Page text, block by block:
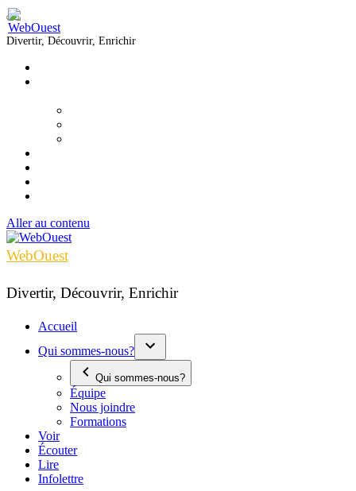
Divertir, Découvrir, Enrichir
Aller au contenu
WebOuest
Divertir, Découvrir, Enrichir
Accueil
Qui sommes-nous?
Qui sommes-nous?
Équipe
Nous joindre
Formations
Voir
Écouter
Lire
Infolettre